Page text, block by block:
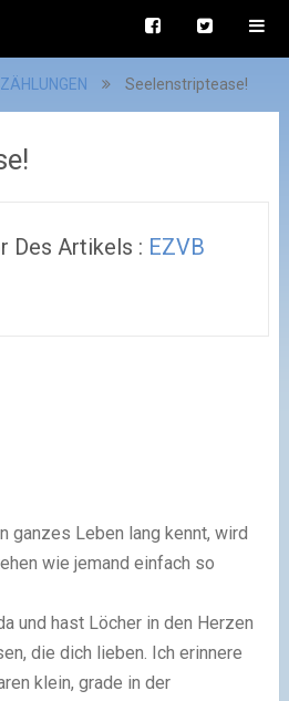
Seelenstriptease!
Des Artikels : EZVB
ganzes Leben lang kennt, wird
wie jemand einfach so
und hast Löcher in den Herzen
die dich lieben. Ich erinnere
klein, grade in der